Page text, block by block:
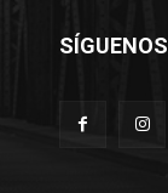
SÍGUENOS